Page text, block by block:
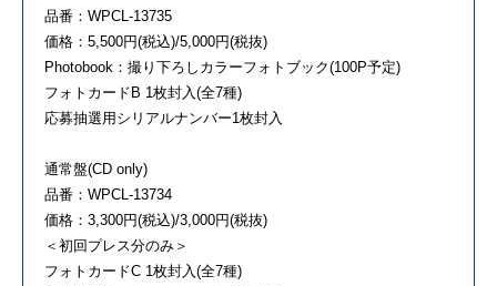
品番：WPCL-13735
価格：5,500円(税込)/5,000円(税抜)
Photobook：撮り下ろしカラーフォトブック(100P予定)
フォトカードB 1枚封入(全7種)
応募抽選用シリアルナンバー1枚封入
通常盤(CD only)
品番：WPCL-13734
価格：3,300円(税込)/3,000円(税抜)
＜初回プレス分のみ＞
フォトカードC 1枚封入(全7種)